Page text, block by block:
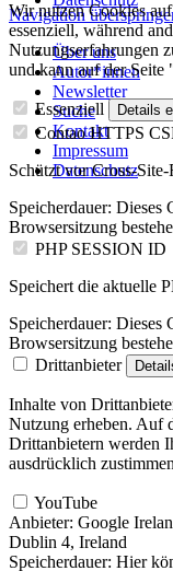
Navigation
Über uns
Autor*innen
Newsletter
Suche
Kontakt
Impressum
Datenschutz
Wir nutzen Cookies
essenziell, während
Nutzungserfahrungen
und kann auf der Seite
Essenziell Details
Contao HTTPS
Schützt vor Cross-
Speicherdauer: Dieses
Browsersitzung
PHP SESSION ID
Speichert die aktuelle
Speicherdauer: Dieses
Browsersitzung
Drittanbieter
Inhalte von
Nutzung erheben. Auf
Drittanbietern werden
ausdrücklich
YouTube
Anbieter: Google
Dublin 4, Ireland
Speicherdauer: Hier